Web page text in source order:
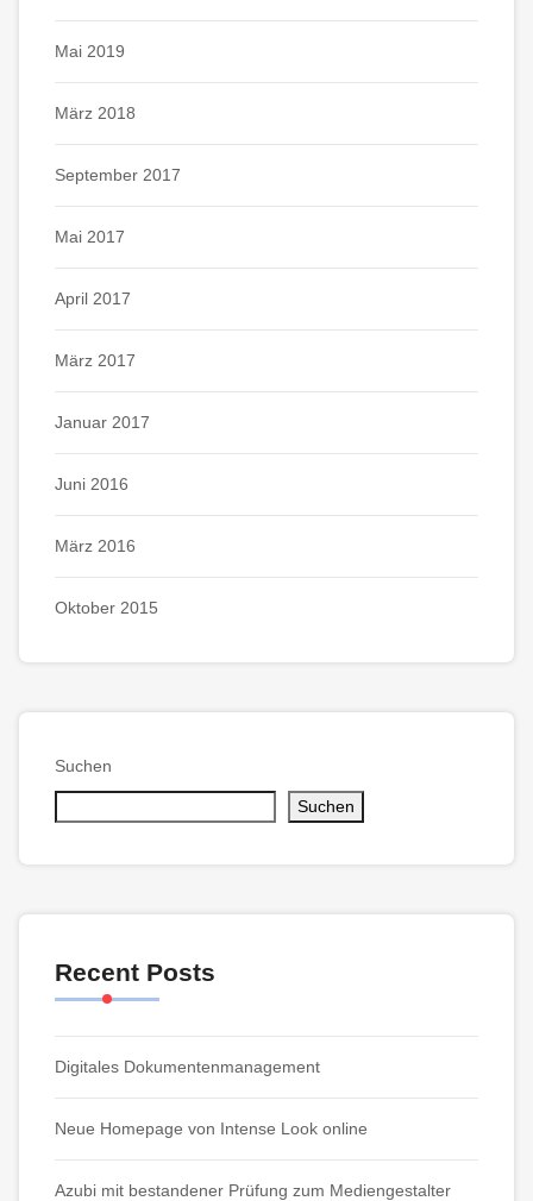
Mai 2019
März 2018
September 2017
Mai 2017
April 2017
März 2017
Januar 2017
Juni 2016
März 2016
Oktober 2015
Suchen
Suchen
Recent Posts
Digitales Dokumentenmanagement
Neue Homepage von Intense Look online
Azubi mit bestandener Prüfung zum Mediengestalter